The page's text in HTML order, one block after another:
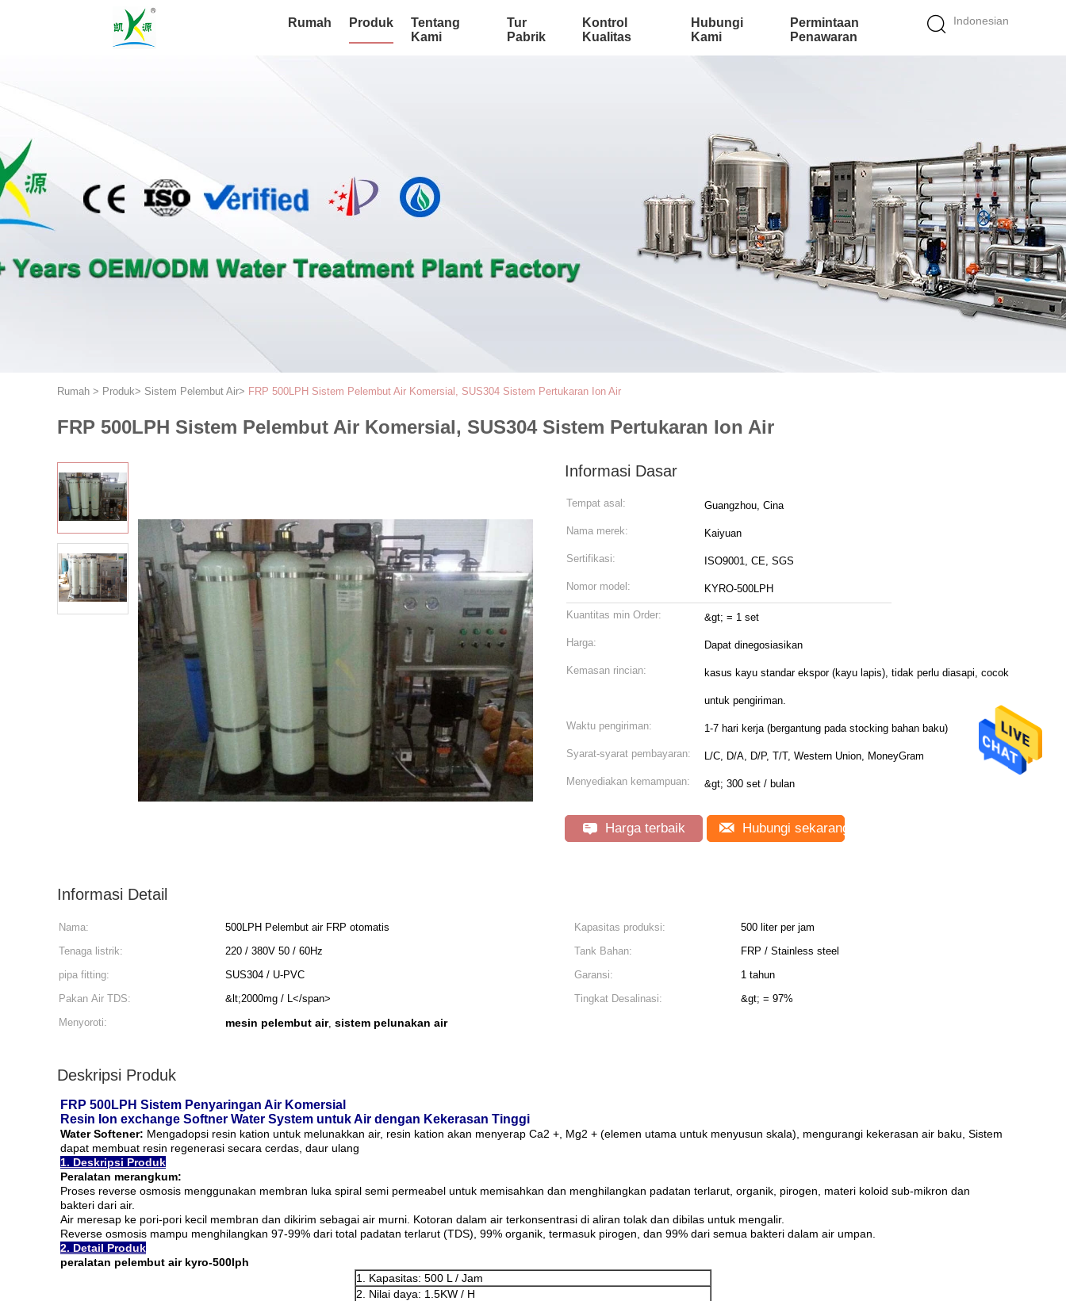
Indonesian
Rumah Produk
Tentang
Kami
Tur
Pabrik
Kontrol
Kualitas
Hubungi
Kami
Permintaan
Penawaran
Rumah > Produk> Sistem Pelembut Air> FRP 500LPH Sistem Pelembut Air Komersial, SUS304 Sistem Pertukaran Ion Air
FRP 500LPH Sistem Pelembut Air Komersial, SUS304 Sistem Pertukaran Ion Air
Informasi Dasar
Tempat asal: Guangzhou, Cina
Nama merek: Kaiyuan
Sertifikasi: ISO9001, CE, SGS
Nomor model: KYRO-500LPH
Kuantitas min Order: &gt; = 1 set
Harga: Dapat dinegosiasikan
Kemasan rincian: kasus kayu standar ekspor (kayu lapis), tidak perlu diasapi, cocok
untuk pengiriman.
Waktu pengiriman: 1-7 hari kerja (bergantung pada stocking bahan baku)
Syarat-syarat pembayaran: L/C, D/A, D/P, T/T, Western Union, MoneyGram
Menyediakan kemampuan: &gt; 300 set / bulan
Harga terbaik Hubungi sekarang
Informasi Detail
Nama: 500LPH Pelembut air FRP otomatis Kapasitas produksi:
500 liter per jam
Tenaga listrik:
220 / 380V 50 / 60Hz Tank Bahan:
FRP / Stainless steel
pipa fitting:
SUS304 / U-PVC Garansi:
1 tahun
Pakan Air TDS:
&lt;2000mg / L</span> Tingkat Desalinasi:
&gt; = 97%
Menyoroti:
mesin pelembut air, sistem pelunakan air
Deskripsi Produk
FRP 500LPH Sistem Penyaringan Air Komersial
Resin Ion exchange Softner Water System untuk Air dengan Kekerasan Tinggi
Water Softener: Mengadopsi resin kation untuk melunakkan air, resin kation akan menyerap Ca2 +, Mg2 + (elemen utama untuk menyusun skala), mengurangi kekerasan air baku, Sistem
dapat membuat resin regenerasi secara cerdas, daur ulang
1. Deskripsi Produk
Peralatan merangkum:
Proses reverse osmosis menggunakan membran luka spiral semi permeabel untuk memisahkan dan menghilangkan padatan terlarut, organik, pirogen, materi koloid sub-mikron dan
bakteri dari air.
Air meresap ke pori-pori kecil membran dan dikirim sebagai air murni. Kotoran dalam air terkonsentrasi di aliran tolak dan dibilas untuk mengalir.
Reverse osmosis mampu menghilangkan 97-99% dari total padatan terlarut (TDS), 99% organik, termasuk pirogen, dan 99% dari semua bakteri dalam air umpan.
2. Detail Produk
peralatan pelembut air kyro-500lph
1. Kapasitas: 500 L / Jam
2. Nilai daya: 1.5KW / H